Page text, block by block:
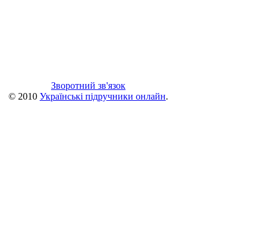
Зворотний зв'язок
© 2010 Українські підручники онлайн.